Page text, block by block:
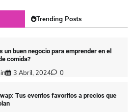
Trending Posts
un buen negocio para emprender en el
comida?
3 Abril, 2024 0
Tus eventos favoritos a precios que